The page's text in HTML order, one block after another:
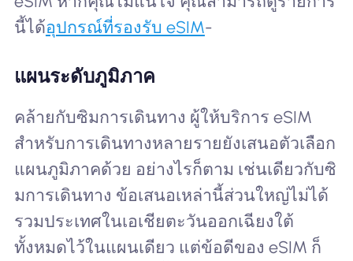
นี้ได้อุปกรณ์ที่รองรับ eSIM-
แผนระดับภูมิภาค
คล้ายกับซิมการเดินทาง ผู้ให้บริการ eSIM
สำหรับการเดินทางหลายรายยังเสนอตัวเลือก
แผนภูมิภาคด้วย อย่างไรก็ตาม เช่นเดียวกับซิ
มการเดินทาง ข้อเสนอเหล่านี้ส่วนใหญ่ไม่ได้
รวมประเทศในเอเชียตะวันออกเฉียงใต้
ทั้งหมดไว้ในแผนเดียว แต่ข้อดีของ eSIM ก็